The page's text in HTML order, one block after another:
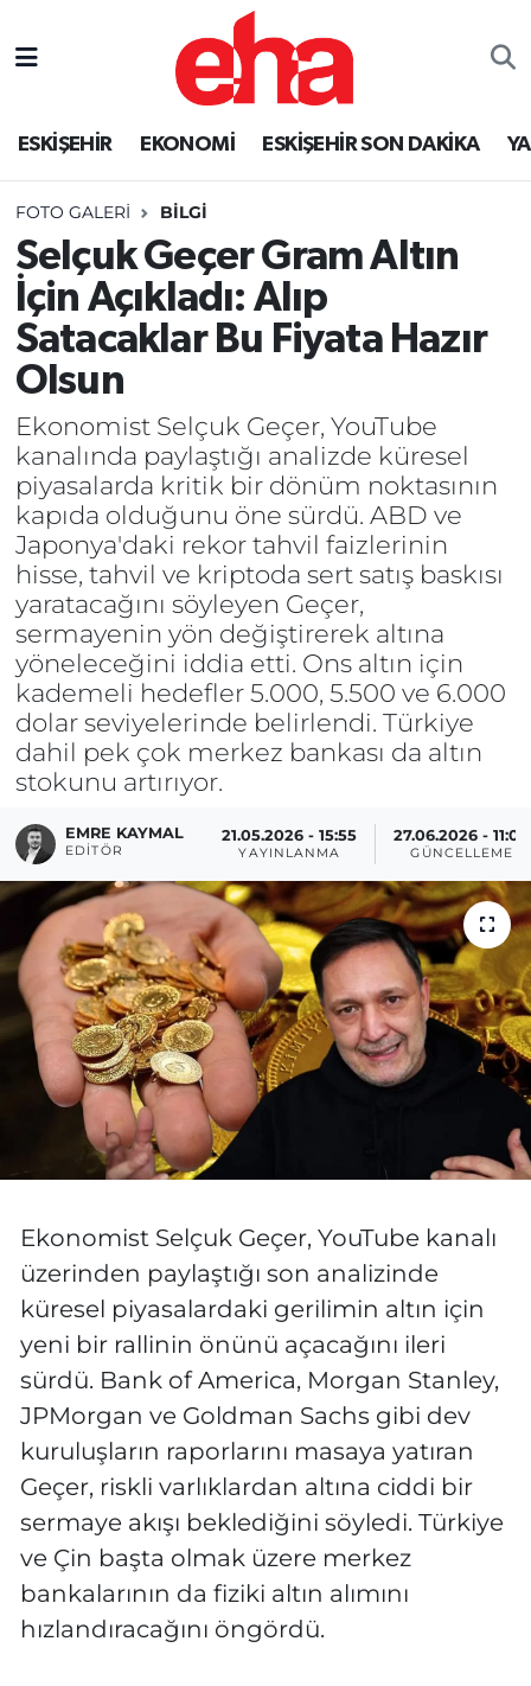
ESKİŞEHİR EKONOMİ ESKİŞEHİR SON DAKİKA
FOTO GALERI BILGI
Selçuk Geçer Gram Altın
İçin Açıkladı: Alıp
Satacaklar Bu Fiyata Hazır
Olsun
Ekonomist Selçuk Geçer, YouTube
kanalında paylaştığı analizde küresel
piyasalarda kritik bir dönüm noktasının
kapıda olduğunu öne sürdü. ABD ve
Japonya'daki rekor tahvil faizlerinin
hisse, tahvil ve kriptoda sert satış baskısı
yaratacağını söyleyen Geçer,
sermayenin yön değiştirerek altına
yöneleceğini iddia etti. Ons altın için
kademeli hedefler 5.000, 5.500 ve 6.000
dolar seviyelerinde belirlendi. Türkiye
dahil pek çok merkez bankası da altın
stokunu artırıyor.
EMRE KAYMAL
EDITÖR
21.05.2026 - 15:55
YAYINLANMA
27.06.2026 - 11:00
GÜNCELLEME
Ekonomist Selçuk Geçer, YouTube kanalı
üzerinden paylaştığı son analizinde
küresel piyasalardaki gerilimin altın için
yeni bir rallinin önünü açacağını ileri
sürdü. Bank of America, Morgan Stanley,
JPMorgan ve Goldman Sachs gibi dev
kuruluşların raporlarını masaya yatıran
Geçer, riskli varlıklardan altına ciddi bir
sermaye akışı beklediğini söyledi. Türkiye
ve Çin başta olmak üzere merkez
bankalarının da fiziki altın alımını
hızlandıracağını öngördü.